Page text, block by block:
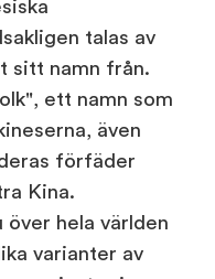
talas av
sitt namn från.
ett namn som
även
förfäder
Kina.
över hela världen
varianter av